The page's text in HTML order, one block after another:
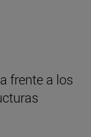
frente a los